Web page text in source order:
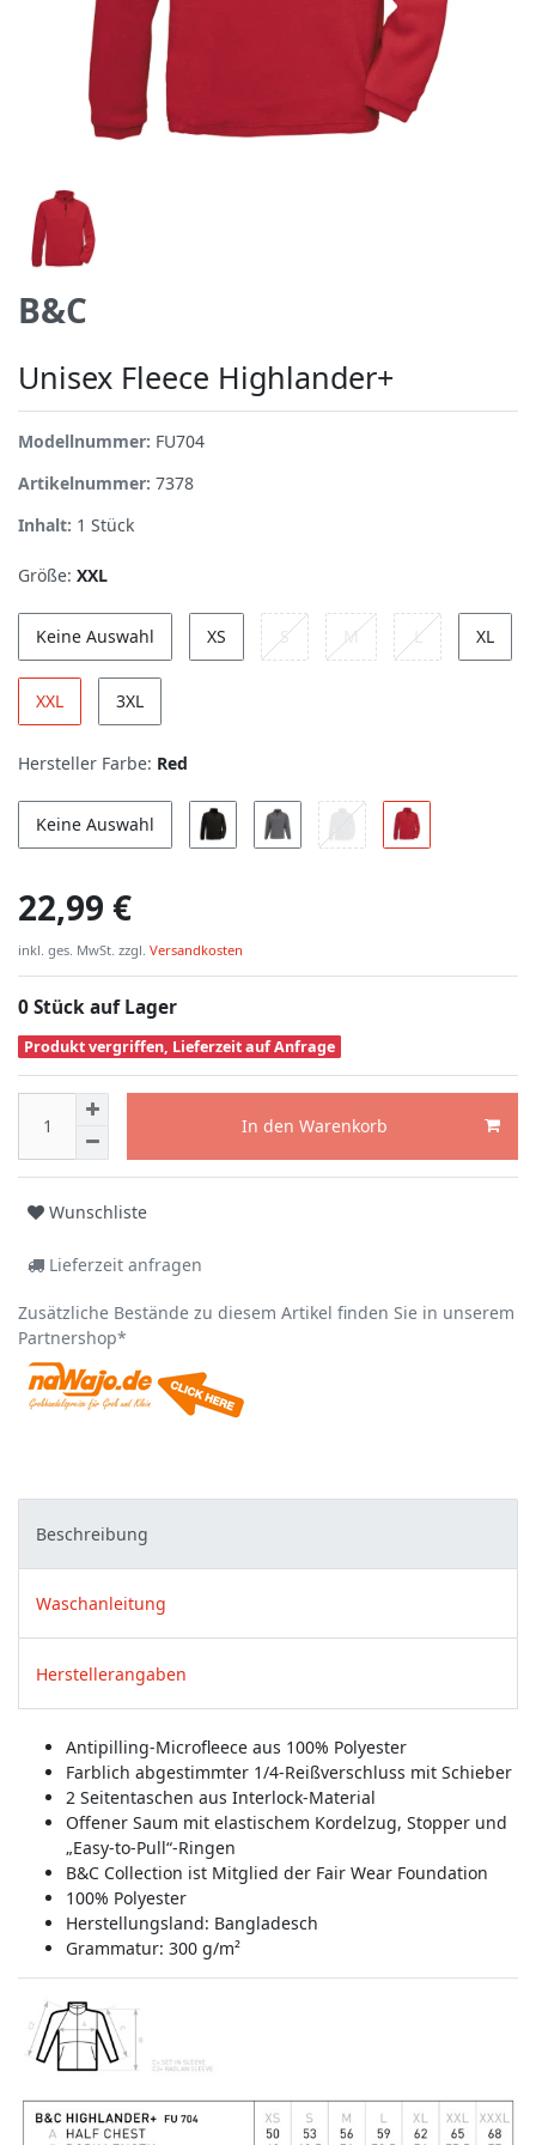
B&C
Unisex Fleece Highlander+
Modellnummer: FU704
Artikelnummer: 7378
Inhalt: 1 Stück
Größe: XXL
Keine Auswahl XS S M L XL
XXL 3XL
Hersteller Farbe: Red
Keine Auswahl
22,99 €
inkl. ges. MwSt. zzgl. Versandkosten
0 Stück auf Lager
Produkt vergriffen, Lieferzeit auf Anfrage
In den Warenkorb
Wunschliste
Lieferzeit anfragen
Zusätzliche Bestände zu diesem Artikel finden Sie in unserem
Partnershop*
Beschreibung
Waschanleitung
Herstellerangaben
Antipilling-Microfleece aus 100% Polyester
Farblich abgestimmter 1/4-Reißverschluss mit Schieber
2 Seitentaschen aus Interlock-Material
Offener Saum mit elastischem Kordelzug, Stopper und
„Easy-to-Pull“-Ringen
B&C Collection ist Mitglied der Fair Wear Foundation
100% Polyester
Herstellungsland: Bangladesch
Grammatur: 300 g/m²